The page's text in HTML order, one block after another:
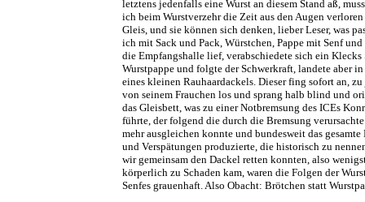
letztens jedenfalls eine Wurst an diesem Stand aß,
ich beim Wurstverzehr die Zeit aus den Augen
Gleis, und sie können sich denken, lieber Leser, was
ich mit Sack und Pack, Würstchen, Pappe mit Senf
die Empfangshalle lief, verabschiedete sich ein Klecks
Wurstpappe und folgte der Schwerkraft, landete aber
eines kleinen Rauhaardackels. Dieser fing sofort an,
von seinem Frauchen los und sprang halb blind und
das Gleisbett, was zu einer Notbremsung des ICEs
führte, der folgend die durch die Bremsung
mehr ausgleichen konnte und bundesweit das
und Verspätungen produzierte, die historisch zu
wir gemeinsam den Dackel retten konnten, also
körperlich zu Schaden kam, waren die Folgen der
Senfes grauenhaft. Also Obacht: Brötchen statt